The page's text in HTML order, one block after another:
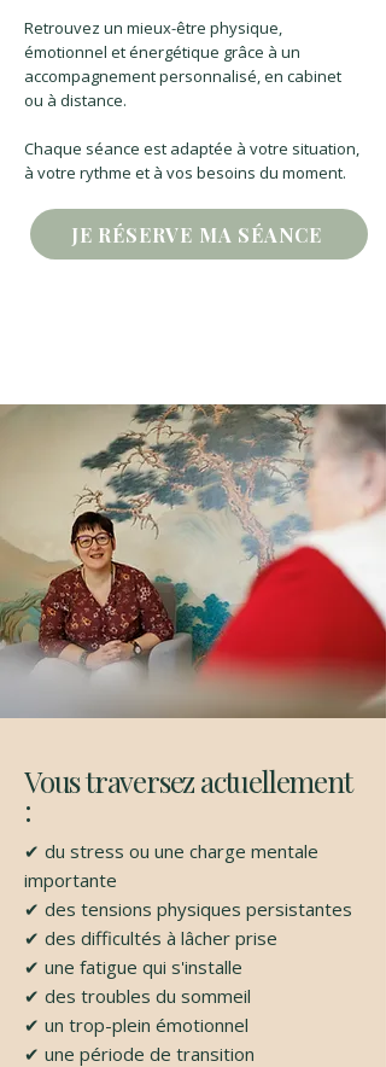
Retrouvez un mieux-être physique,
émotionnel et énergétique grâce à un
accompagnement personnalisé, en cabinet
ou à distance.
Chaque séance est adaptée à votre situation,
à votre rythme et à vos besoins du moment.
JE RÉSERVE MA SÉANCE
Vous traversez actuellement
:
✔ du stress ou une charge mentale
importante
✔ des tensions physiques persistantes
✔ des difficultés à lâcher prise
✔ une fatigue qui s'installe
✔ des troubles du sommeil
✔ un trop-plein émotionnel
✔ une période de transition